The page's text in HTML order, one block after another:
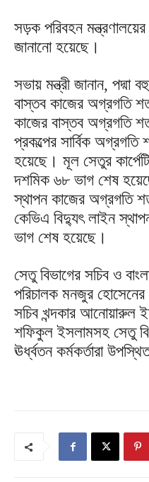
সড়ক পরিবহন
জানানো হয়েছে।
সভায় মন্ত্রী জানান, পদ্মা
বাস্তব কাজের অগ্রগতি
কাজের বাস্তব অগ্রগতি
প্রকল্পের সার্বিক
হয়েছে। মূল সেতুর
দশমিক ৬৮ ভাগ শেষ
স্থাপন কাজের অগ্রগতি
কেভিএ বিদ্যুৎ লাইন
ভাগ শেষ হয়েছে।
সেতু বিভাগের সচিব ও
পরিচালক মনজুর হোসেনের
সচিব খন্দকার আনোয়ারুল
শফিকুল ইসলামসহ সেতু
ঊর্ধ্বতন কর্মকর্তারা